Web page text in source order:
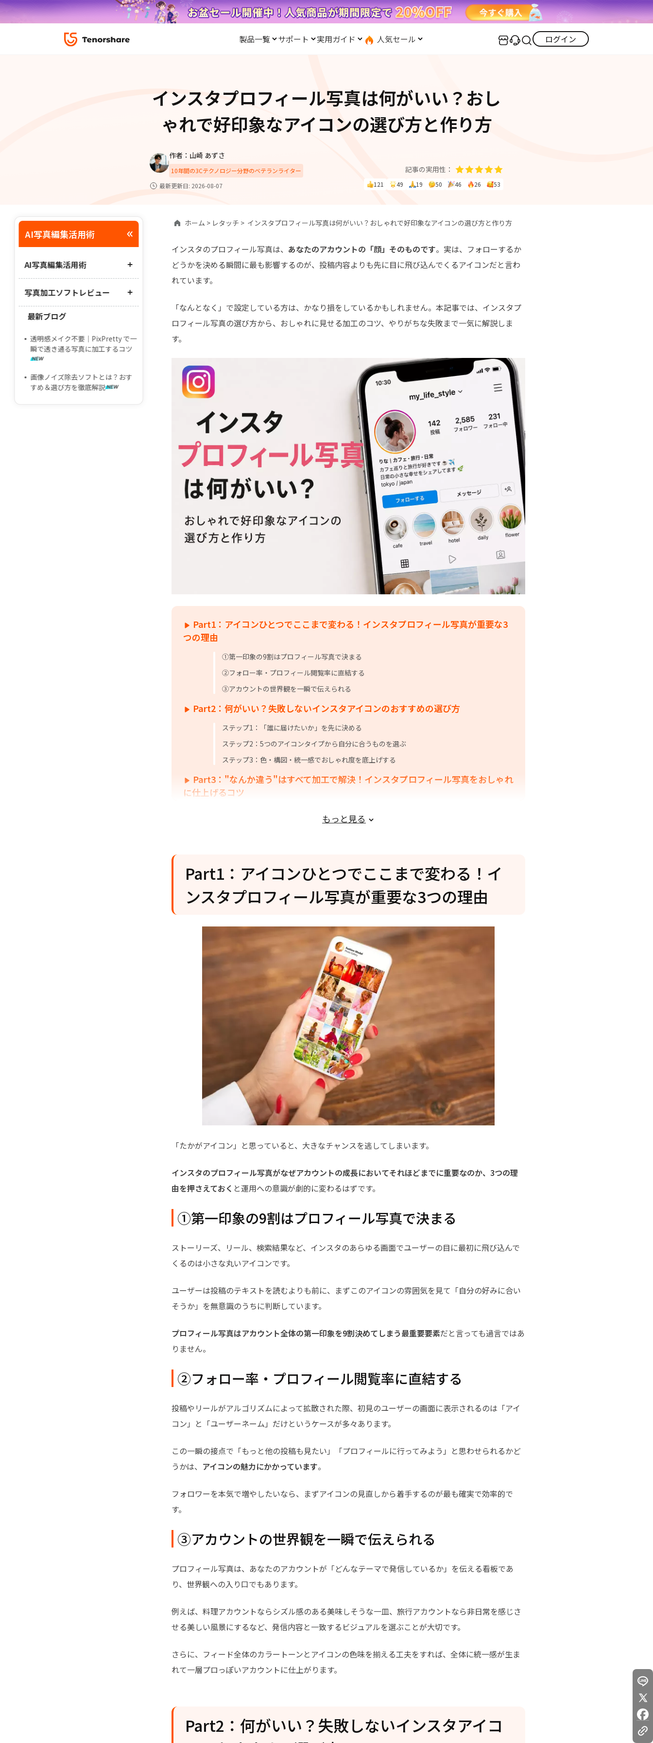
製品一覧
4DDiG-Windows データ復元
4DDiG-Mac データ復元
最新版
UltData-LINE データ復元
UltData-WhatsApp データ復元
·iOS 27ダウングレード
·消えた写真の復元
·LINEメッセージの復元
サポート 実用ガイド
·iPhone間 連絡先コピー
·iTunes写真復元
·iPhone音楽取り込み方
·位置情報ごまかす
·家でポケモンを遊ぶ
·Whoo位置情報をオフ
最も充実したチュートリアル動画をご提供
動画を見る
iPhoneデータ復元 iOS不具合修復
LINEデータ復元
iOS 27活用法
iCloudデータ復元
iOS 26活用法
実用ガイド
最も実践的な詳細チュートリアルをご提供
人気セール
7日間無料体験実施中
iPhoneバックアップ＆転送ソフト「iCareFone」で、LINE・写真・連
絡先など20種以上のデータを高速バックアップ＆転送！
時 分
ログイン
インスタプロフィール写真は何がいい？おし
ゃれで好印象なアイコンの選び方と作り方
作者：山崎 あずさ
10年間の3Cテクノロジー分野のベテランライター
最新更新日: 2026-08-07
記事の実用性：
121 49 19 50 46 26 53
AI写真編集活用術
AI写真編集活用術
AIで自分の顔の異性Verに変換
Geminiで年賀状を作成
を作成
写真加工ソフトレビュー
Lightroomの使い方・代替方法
PhotoDirectorの使い方・代替ソ
フト
徹底解説
最新ブログ
透明感メイク不要｜PixPretty で一
瞬で透き通る写真に加工するコツ
画像ノイズ除去ソフトとは？おす
すめ＆選び方を徹底解説
ホーム > レタッチ > インスタプロフィール写真は何がいい？おしゃれで好印象なアイコンの選び方と作り方
インスタのプロフィール写真は、 あなたのアカウントの「顔」そのものです。実は、フォローするか
どうかを決める瞬間に最も影響するのが、投稿内容よりも先に目に飛び込んでくるアイコンだと言わ
れています。
「なんとなく」で設定している方は、かなり損をしているかもしれません。本記事では、インスタプ
ロフィール写真の選び方から、おしゃれに見せる加工のコツ、やりがちな失敗まで一気に解説しま
す。
Part1：アイコンひとつでここまで変わる！インスタプロフィール写真が重要な3
つの理由
①第一印象の9割はプロフィール写真で決まる
②フォロー率・プロフィール閲覧率に直結する
③アカウントの世界観を一瞬で伝えられる
Part2：何がいい？失敗しないインスタアイコンのおすすめの選び方
ステップ1：「誰に届けたいか」を先に決める
ステップ2：5つのアイコンタイプから自分に合うものを選ぶ
ステップ3：色・構図・統一感でおしゃれ度を底上げする
Part3："なんか違う"はすべて加工で解決！インスタプロフィール写真をおしゃれ
に仕上げるコツ
⑤韓国風・SNS映えする色味にしたい→PixPrettyのAIカラーマッチが最強
Part4：意外と見落とす！インスタアイコンを選ぶ際の注意点
②加工のやりすぎは逆効果
③発信内容とアイコンがチグハグだと離脱される
④著作権・肖像権の侵害は一発アウト
もっと見る
Part1：アイコンひとつでここまで変わる！イ
ンスタプロフィール写真が重要な3つの理由
「たかがアイコン」と思っていると、大きなチャンスを逃してしまいます。
インスタのプロフィール写真がなぜアカウントの成長においてそれほどまでに重要なのか、3つの理
由を押さえておく と運用への意識が劇的に変わるはずです。
①第一印象の9割はプロフィール写真で決まる
ストーリーズ、リール、検索結果など、インスタのあらゆる画面でユーザーの目に最初に飛び込んで
くるのは小さな丸いアイコンです。
ユーザーは投稿のテキストを読むよりも前に、まずこのアイコンの雰囲気を見て「自分の好みに合い
そうか」を無意識のうちに判断しています。
プロフィール写真はアカウント全体の第一印象を9割決めてしまう最重要要素だと言っても過言ではあ
りません。
②フォロー率・プロフィール閲覧率に直結する
投稿やリールがアルゴリズムによって拡散された際、初見のユーザーの画面に表示されるのは「アイ
コン」と「ユーザーネーム」だけというケースが多々あります。
この一瞬の接点で「もっと他の投稿も見たい」「プロフィールに行ってみよう」と思わせられるかど
うかは、 アイコンの魅力にかかっています。
フォロワーを本気で増やしたいなら、まずアイコンの見直しから着手するのが最も確実で効率的で
す。
③アカウントの世界観を一瞬で伝えられる
プロフィール写真は、あなたのアカウントが「どんなテーマで発信しているか」を伝える看板であ
り、世界観への入り口でもあります。
例えば、料理アカウントならシズル感のある美味しそうな一皿、旅行アカウントなら非日常を感じさ
せる美しい風景にするなど、発信内容と一致するビジュアルを選ぶことが大切です。
さらに、フィード全体のカラートーンとアイコンの色味を揃える工夫をすれば、全体に統一感が生ま
れて一層プロっぽいアカウントに仕上がります。
Part2：何がいい？失敗しないインスタアイコ